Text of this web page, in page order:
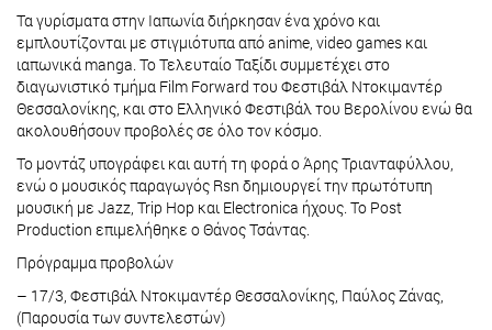
Τα γυρίσματα στην Ιαπωνία διήρκησαν ένα χρόνο και
εμπλουτίζονται με στιγμιότυπα από anime, video games και
ιαπωνικά manga. Το Τελευταίο Ταξίδι συμμετέχει στο
διαγωνιστικό τμήμα Film Forward του Φεστιβάλ Ντοκιμαντέρ
Θεσσαλονίκης, και στο Ελληνικό Φεστιβάλ του Βερολίνου ενώ θα
ακολουθήσουν προβολές σε όλο τον κόσμο.
Το μοντάζ υπογράφει και αυτή τη φορά ο Άρης Τριανταφύλλου,
ενώ ο μουσικός παραγωγός Rsn δημιουργεί την πρωτότυπη
μουσική με Jazz, Trip Hop και Electronica ήχους. To Post
Production επιμελήθηκε ο Θάνος Τσάντας.
Πρόγραμμα προβολών
– 17/3, Φεστιβάλ Ντοκιμαντέρ Θεσσαλονίκης, Παύλος Ζάνας,
(Παρουσία των συντελεστών)